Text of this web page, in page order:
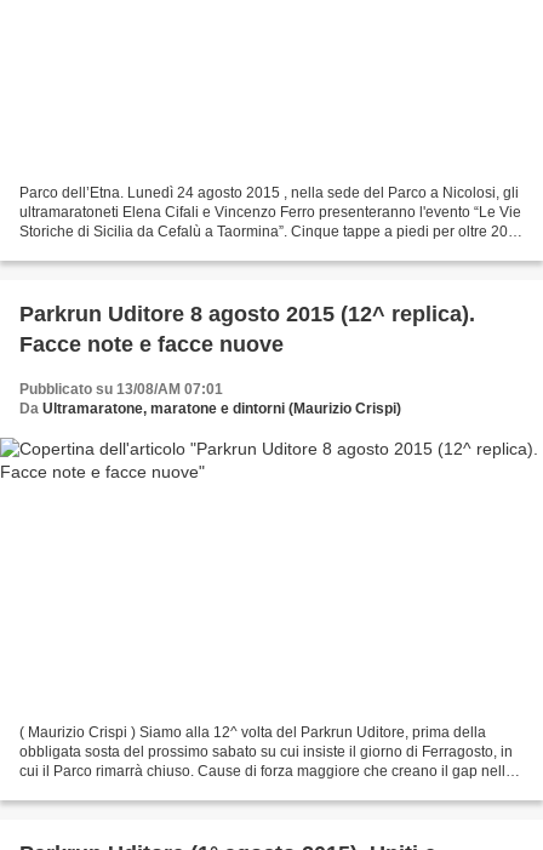
Parco dell’Etna. Lunedì 24 agosto 2015 , nella sede del Parco a Nicolosi, gli
ultramaratoneti Elena Cifali e Vincenzo Ferro presenteranno l'evento “Le Vie
Storiche di Sicilia da Cefalù a Taormina”. Cinque tappe a piedi per oltre 200
Parkrun Uditore 8 agosto 2015 (12^ replica).
Facce note e facce nuove
Pubblicato su 13/08/AM 07:01
Da Ultramaratone, maratone e dintorni (Maurizio Crispi)
( Maurizio Crispi ) Siamo alla 12^ volta del Parkrun Uditore, prima della
obbligata sosta del prossimo sabato su cui insiste il giorno di Ferragosto, in
cui il Parco rimarrà chiuso. Cause di forza maggiore che creano il gap nella